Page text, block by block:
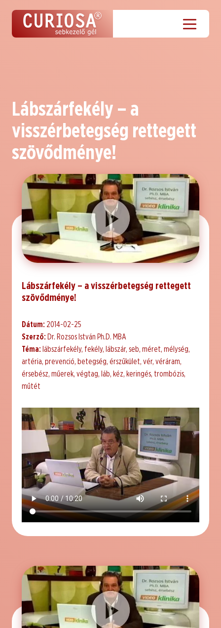
Lábszárfekély – a
visszérbetegség rettegett
szövődménye!
Lábszárfekély – a visszérbetegség rettegett
szövődménye!
Dátum: 2014-02-25
Szerző: Dr. Rozsos István Ph.D. MBA
Téma: lábszárfekély, fekély, lábszár, seb, méret, mélység,
artéria, prevenció, betegség, érszűkület, vér, véráram,
érsebész, műerek, végtag, láb, kéz, keringés, trombózis,
műtét